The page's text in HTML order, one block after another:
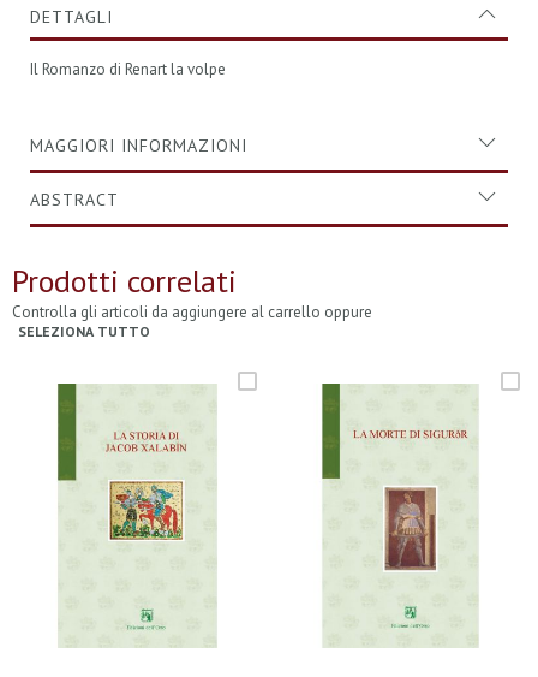
DETTAGLI
Il Romanzo di Renart la volpe
MAGGIORI INFORMAZIONI
ABSTRACT
Prodotti correlati
Controlla gli articoli da aggiungere al carrello oppure
SELEZIONA TUTTO